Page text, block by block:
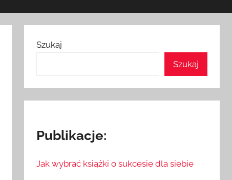
Szukaj
Szukaj
Publikacje:
Jak wybrać książki o sukcesie dla siebie